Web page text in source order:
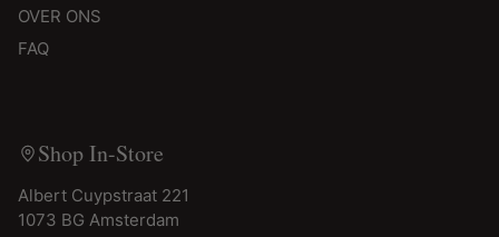
OVER ONS
FAQ
Shop In-Store
Albert Cuypstraat 221
1073 BG Amsterdam